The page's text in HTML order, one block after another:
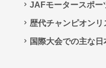
JAFモータースポー
歴代チャンピオンリ
国際大会での主な